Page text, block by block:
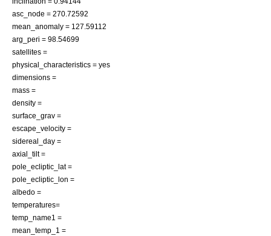
asc_node = 270.72592
mean_anomaly = 127.59112
arg_peri = 98.54699
satellites =
physical_characteristics = yes
dimensions =
mass =
density =
surface_grav =
escape_velocity =
sidereal_day =
axial_tilt =
pole_ecliptic_lat =
pole_ecliptic_lon =
albedo =
temperatures=
temp_name1 =
mean_temp_1 =